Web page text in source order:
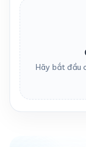
Hãy bắt đầu